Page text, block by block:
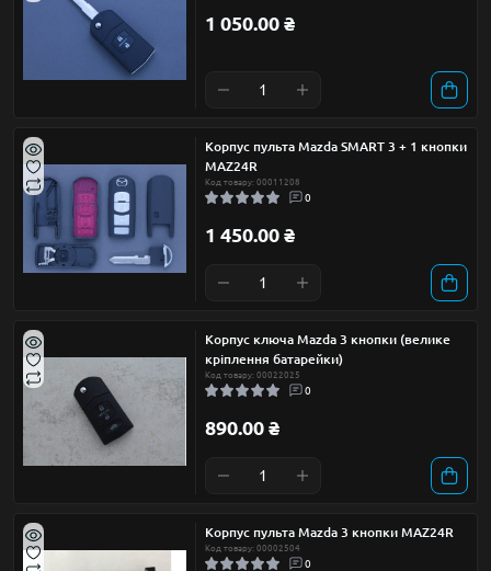
1 050.00 ₴
Корпус пульта Mazda SMART 3 + 1 кнопки
MAZ24R
Код товару: 00011208
0
1 450.00 ₴
Корпус ключа Mazda 3 кнопки (велике
кріплення батарейки)
Код товару: 00022025
0
890.00 ₴
Корпус пульта Mazda 3 кнопки MAZ24R
Код товару: 00002504
0